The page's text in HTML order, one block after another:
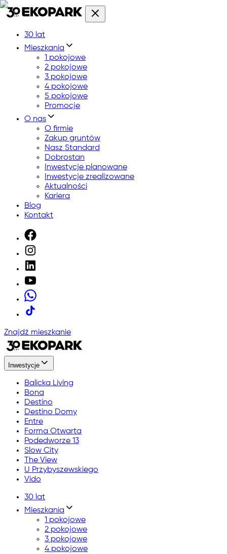
30 lat
Mieszkania
1 pokojowe
2 pokojowe
3 pokojowe
4 pokojowe
5 pokojowe
Promocje
O nas
O firmie
Zakup gruntów
Nasz Standard
Dobrostan
Inwestycje planowane
Inwestycje zrealizowane
Aktualności
Kariera
Blog
Kontakt
Znajdź mieszkanie
Inwestycje
Balicka Living
Bona
Destino
Destino Domy
Entre
Forma Otwarta
Podedworze 13
Slow City
The View
U Przybyszewskiego
Vido
30 lat
Mieszkania
1 pokojowe
2 pokojowe
3 pokojowe
4 pokojowe